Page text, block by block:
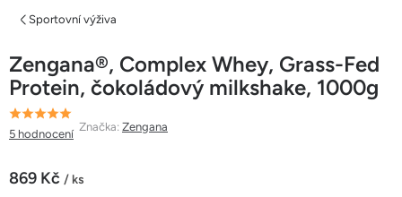
Sportovní výživa
Zengana®, Complex Whey, Grass-Fed
Protein, čokoládový milkshake, 1000g
Průměrné
hodnocení
je
5 hodnocení
Značka: Zengana
869 Kč / ks